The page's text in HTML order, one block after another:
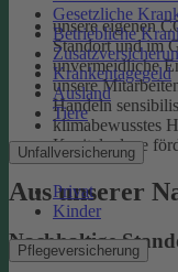
Gesetzliche
Betriebliche
Krankentagegeld
Ausland
Tiere
Unfallversicherung
Privat
Kinder
Pflegeversicherung
unsere eigenen
Standort und im
unvermeidliche
unsere
Handeln
klimabewusstes
Kapitalanlage
Aus unserer
Nachhaltige